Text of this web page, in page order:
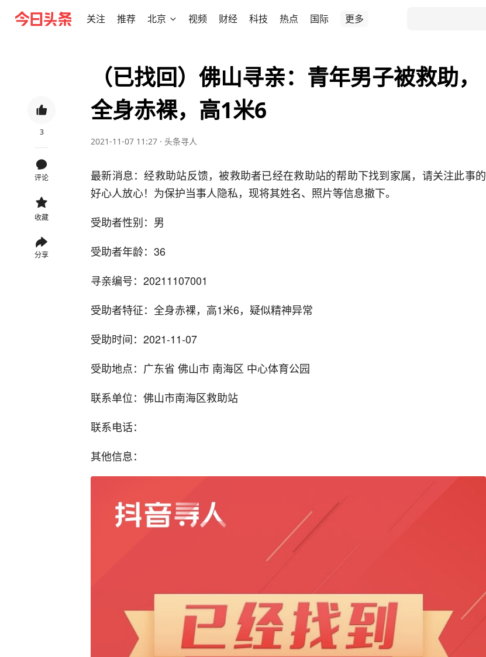
关注 推荐 北京 视频 财经 科技 热点 国际 更多
3
评论
收藏
分享
（已找回）佛山寻亲：青年男子被救助，
全身赤裸，高1米6
2021-11-07 11:27 · 头条寻人
最新消息：经救助站反馈，被救助者已经在救助站的帮助下找到家属，请关注此事的
好心人放心！为保护当事人隐私，现将其姓名、照片等信息撤下。
受助者性别：男
受助者年龄：36
寻亲编号：20211107001
受助者特征：全身赤裸，高1米6，疑似精神异常
受助时间：2021-11-07
受助地点：广东省 佛山市 南海区 中心体育公园
联系单位：佛山市南海区救助站
联系电话：
其他信息：